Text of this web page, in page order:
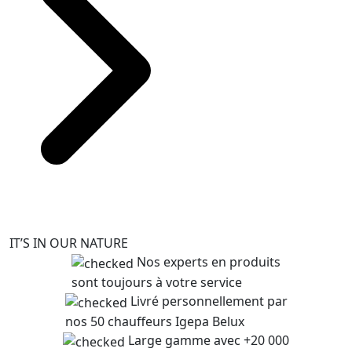
IT’S IN OUR NATURE
Nos experts en produits
sont toujours à votre service
Livré personnellement par
nos 50 chauffeurs Igepa Belux
Large gamme avec +20 000